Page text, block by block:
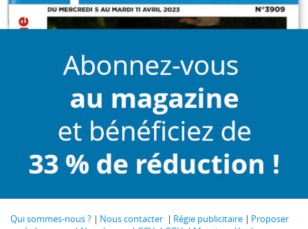
Qui sommes-nous ? Nous contacter Régie publicitaire
Proposer